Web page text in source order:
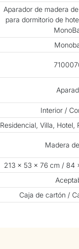
Aparador de madera
para dormitorio de
Interior /
Residencial, Villa, Hotel,
Madera
213 × 53 × 76 cm / 84
Caja de cartón /